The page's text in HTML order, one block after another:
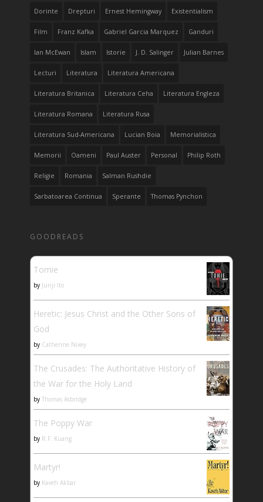
Dorinte Drepturi Ernest Hemingway Existentialism
Film Franz Kafka Gabriel Garcia Marquez Ganduri
Ian McEwan Islam Istorie J. D. Salinger Julian Barnes
Lecturi Literatura Literatura Americana
Literatura Britanica Literatura Ceha Literatura Engleza
Literatura Romana Literatura Rusa
Literatura Sud-Americana Lucian Boia Memorialistica
Memorii Oameni Paul Auster Personal Philip Roth
Religie Romania Salman Rushdie
Sarbatoarea Continua Sperante Thomas Pynchon
GOODREADS
Tomie
by Junji Ito
Heretic: Jesus Christ and the Other Sons of
God
by Catherine Nixey
The Crusades: The Authoritative History of
the War for the Holy Land
by Thomas Asbridge
The Poppy War
by R.F. Kuang
Martyr!
by Kaveh Akbar